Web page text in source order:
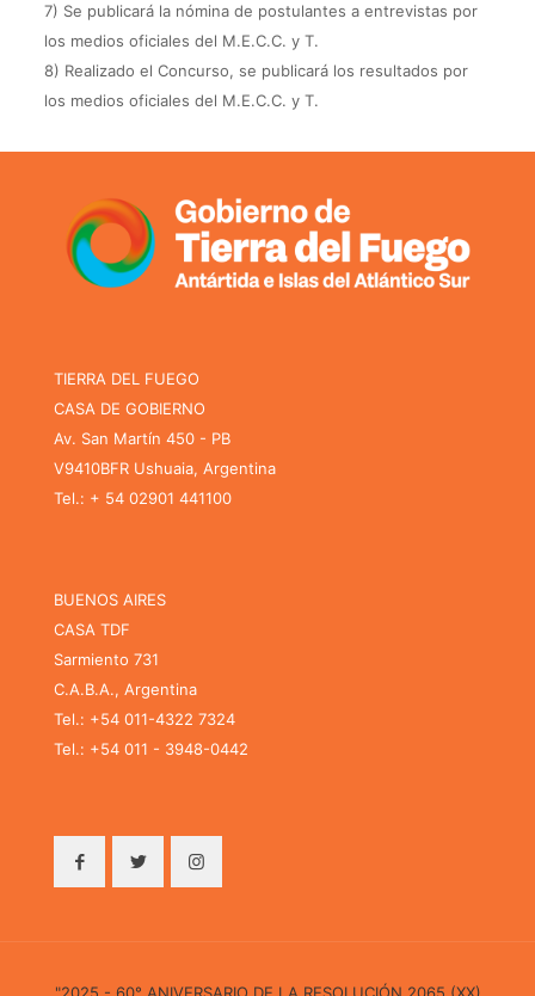
7) Se publicará la nómina de postulantes a entrevistas por
los medios oficiales del M.E.C.C. y T.
8) Realizado el Concurso, se publicará los resultados por
los medios oficiales del M.E.C.C. y T.
TIERRA DEL FUEGO
CASA DE GOBIERNO
Av. San Martín 450 - PB
V9410BFR Ushuaia, Argentina
Tel.: + 54 02901 441100
BUENOS AIRES
CASA TDF
Sarmiento 731
C.A.B.A., Argentina
Tel.: +54 011-4322 7324
Tel.: +54 011 - 3948-0442
"2025 - 60° ANIVERSARIO DE LA RESOLUCIÓN 2065 (XX)